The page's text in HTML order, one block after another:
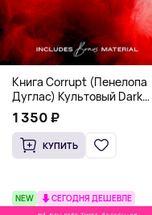
Книга Corrupt (Пенелопа
Дуглас) Культовый Dark
Romance бестселлер (18+)
1 350 ₽
КУПИТЬ
NEW СЕГОДНЯ ДЕШЕВЛЕ